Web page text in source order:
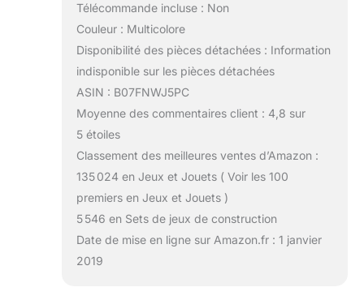
Télécommande incluse : Non
Couleur : Multicolore
Disponibilité des pièces détachées : Information
indisponible sur les pièces détachées
ASIN : B07FNWJ5PC
Moyenne des commentaires client : 4,8 sur
5 étoiles
Classement des meilleures ventes d’Amazon :
135 024 en Jeux et Jouets ( Voir les 100
premiers en Jeux et Jouets )
5 546 en Sets de jeux de construction
Date de mise en ligne sur Amazon.fr : 1 janvier
2019